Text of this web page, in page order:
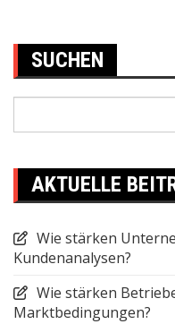
SUCHEN
AKTUELLE
Wie stärken
Kundenanalysen?
Wie stärken
Marktbedingungen?